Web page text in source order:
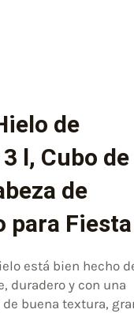
de
l, Cubo de
de
para Fiesta
está bien hecho
duradero y con una
buena textura,